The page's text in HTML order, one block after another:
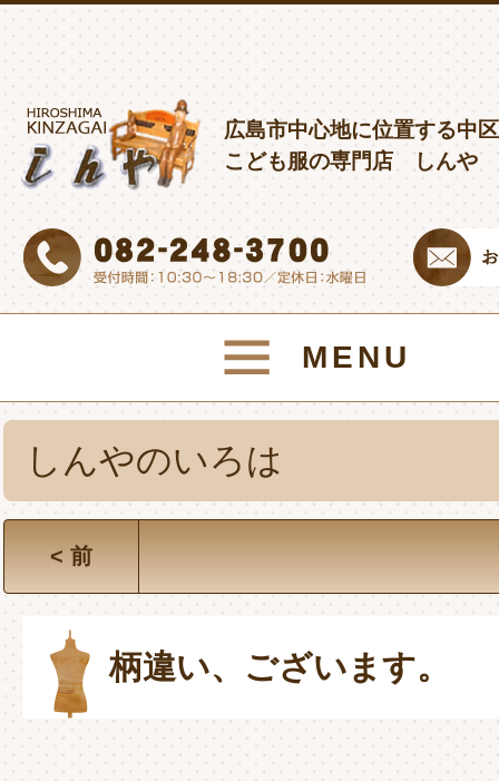
広島市中心地に位置する中
こども服の専門店 しんや
MENU
しんやのいろは
< 前
柄違い、ございます。